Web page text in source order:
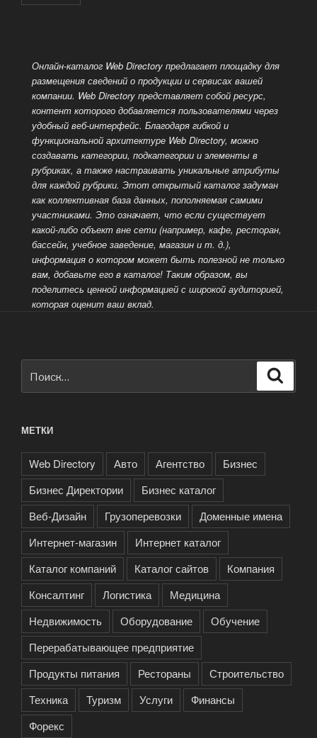
Онлайн-каталог Web Directory предлагает площадку для
размещения сведений о продукции и сервисах вашей
компании. Web Directory представляет собой ресурс,
контент которого добавляется пользователями через
удобный веб-интерфейс. Благодаря гибкой и
функциональной архитектуре Web Directory, можно
создавать категории, подкатегории и элементы в
рубриках, а также настраивать уникальные атрибуты
для каждой рубрики. Этот открытый каталог задуман
как коллективная база данных, пополняемая самими
участниками. Это означает, что если существует
какой-либо объект вне сети (например, кафе, ресторан,
бассейн, учебное заведение, магазин и т. д.),
информация о котором может быть полезной не только
вам, добавьте его в каталог! Таким образом, вы
поделитесь ценной информацией с широкой аудиторией,
которая оценит ваш вклад.
МЕТКИ
Web Directory Авто Агентство
Бизнес
Бизнес Директории
Бизнес каталог
Веб-Дизайн
Грузоперевозки
Доменные имена
Интернет-магазин
Интернет каталог
Каталог компаний
Каталог сайтов
Компания
Консалтинг
Логистика
Медицина
Недвижимость
Оборудование
Обучение
Перерабатывающее предприятие
Продукты питания
Рестораны
Строительство
Техника
Туризм Услуги
Финансы
Форекс